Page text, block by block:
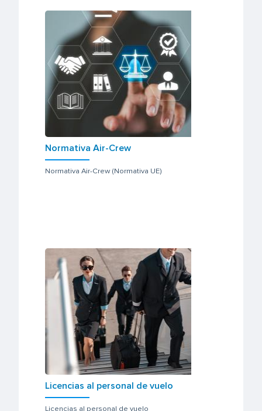
Normativa Air-Crew
Normativa Air-Crew (Normativa UE)
Licencias al personal de vuelo
Licencias al personal de vuelo